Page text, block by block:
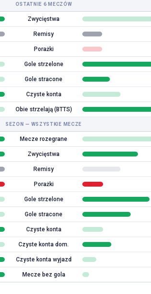
OSTATNIE 6 MECZÓW
Zwycięstwa
Remisy
Porażki
Gole strzelone
Gole stracone
Czyste konta
Obie strzelają (BTTS)
SEZON — WSZYSTKIE MECZE
Mecze rozegrane
Zwycięstwa
Remisy
Porażki
Gole strzelone
Gole stracone
Czyste konta
Czyste konta dom.
Czyste konta wyjazd
Mecze bez gola
CZYTAJ DALEJ